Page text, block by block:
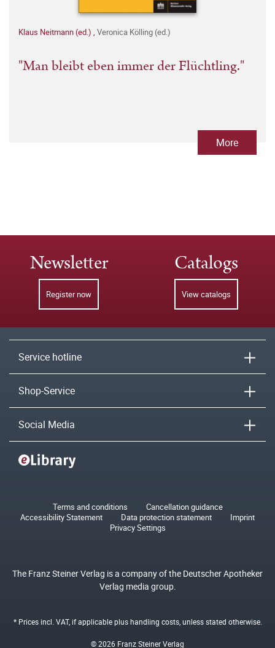
Klaus Neitmann (ed.) , Veronica Kölling (ed.)
"Man bleibt eben immer der Flüchtling."
More
Newsletter
Register now
Catalogs
View catalogs
Service hotline
Shop-Service
Social Media
Terms and conditions
Cancellation guidance
Accessibility Statement
Data protection statement
Imprint
Privacy Settings
The Franz Steiner Verlag is a company of the Deutscher Apotheker
Verlag media group.
* Prices incl. VAT, if applicable plushandling costs, unless stated otherwise.
© 2026 Franz Steiner Verlag